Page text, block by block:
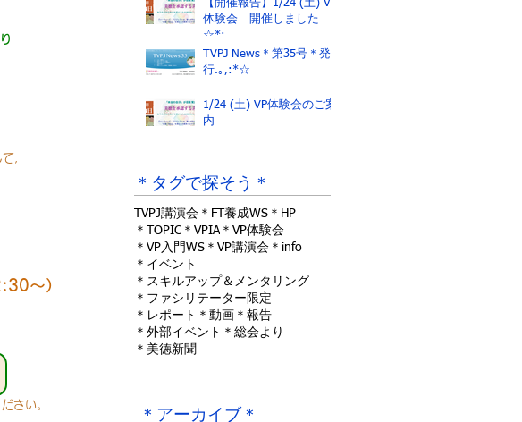
，
〜）
さい。
【開催報告】1/24 (土) VP
体験会 開催しました
☆*:.｡.
TVPJ News＊第35号＊発
行.｡,:*☆
1/24 (土) VP体験会のご案
内
＊タグで探そう＊
TVPJ講演会 ＊FT養成WS ＊HP
＊TOPIC ＊VPIA ＊VP体験会
＊VP入門WS ＊VP講演会 ＊info
＊イベント
＊スキルアップ＆メンタリング
＊ファシリテーター限定
＊レポート ＊動画 ＊報告
＊外部イベント ＊総会より
＊美徳新聞
＊アーカイブ＊